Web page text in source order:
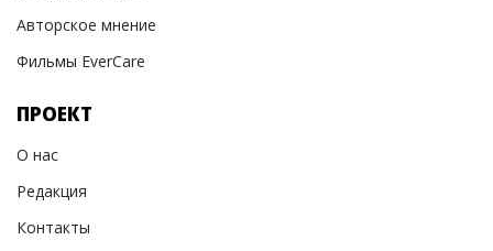
Авторское мнение
Фильмы EverCare
ПРОЕКТ
О нас
Редакция
Контакты